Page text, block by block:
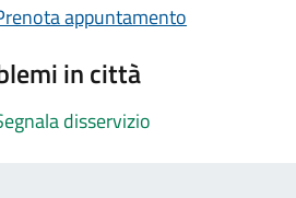
appuntamento
in città
disservizio